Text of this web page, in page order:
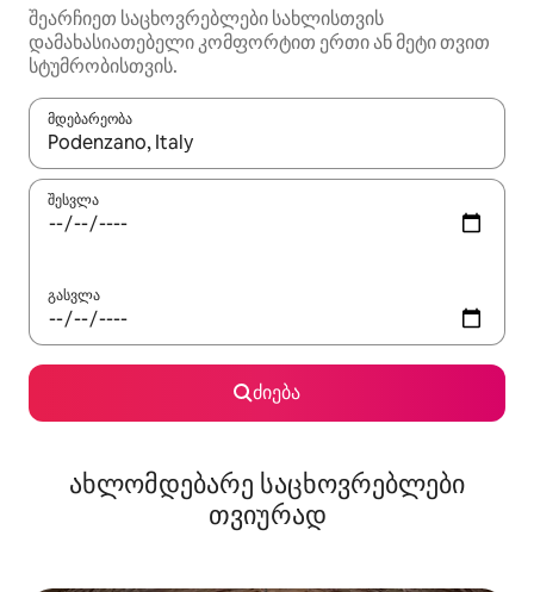
შეარჩიეთ საცხოვრებლები სახლისთვის
დამახასიათებელი კომფორტით ერთი ან მეტი თვით
სტუმრობისთვის.
მდებარეობა
როცა შედეგები ხელმისაწვდომი გახდება, ნავიგაციისთვის
შესვლა
გასვლა
ძიება
ახლომდებარე საცხოვრებლები
თვიურად